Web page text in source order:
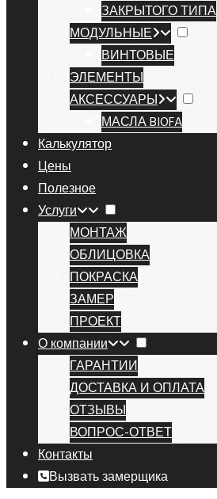
ЗАКРЫТОГО ТИПА
МОДУЛЬНЫЕ
ВИНТОВЫЕ
ЭЛЕМЕНТЫ
АКСЕССУАРЫ
МАСЛА BIOFA
Калькулятор
Цены
Полезное
Услуги
МОНТАЖ
ОБЛИЦОВКА
ПОКРАСКА
ЗАМЕР
ПРОЕКТ
О компании
ГАРАНТИИ
ДОСТАВКА И ОПЛАТА
ОТЗЫВЫ
ВОПРОС-ОТВЕТ
Контакты
Вызвать замерщика